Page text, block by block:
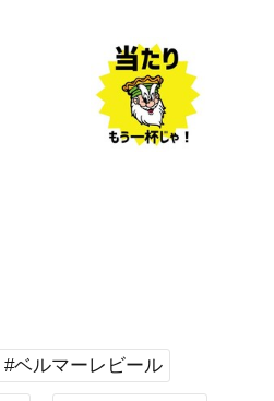
#ベルマーレビール